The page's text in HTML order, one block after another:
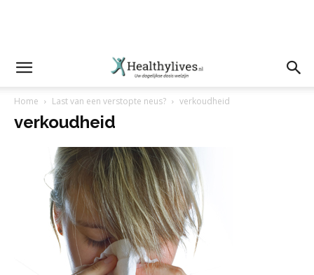
Home Last van een verstopte neus? verkoudheid
verkoudheid